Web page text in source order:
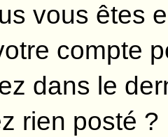
langue.
du forum s'il
avez besoin,
de créer une
être